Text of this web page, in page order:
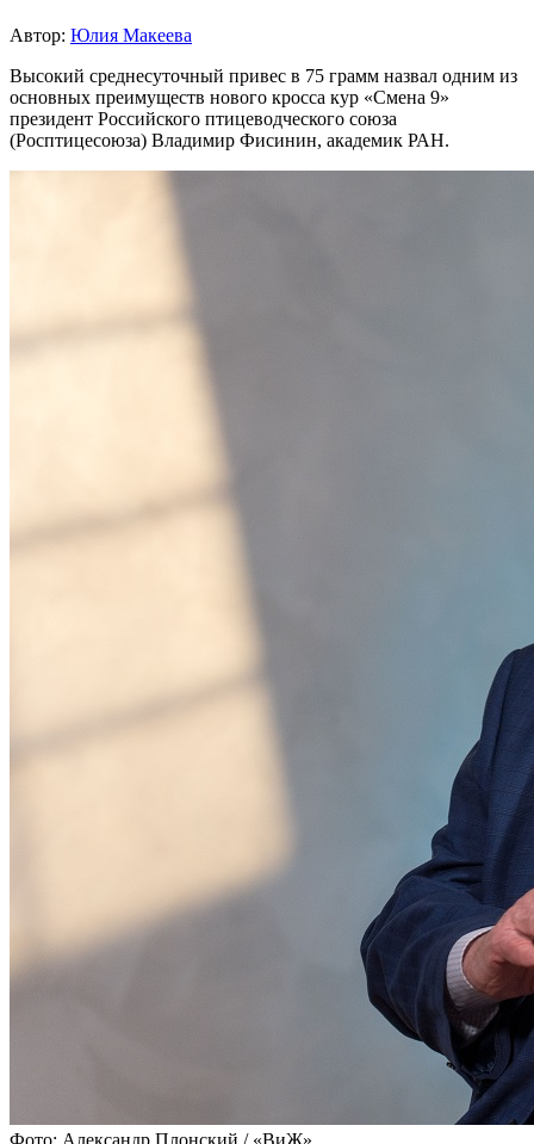
Автор: Юлия Макеева
Высокий среднесуточный привес в 75 грамм назвал одним из
основных преимуществ нового кросса кур «Смена 9»
президент Российского птицеводческого союза
(Росптицесоюза) Владимир Фисинин, академик РАН.
Фото: Александр Плонский / «ВиЖ»